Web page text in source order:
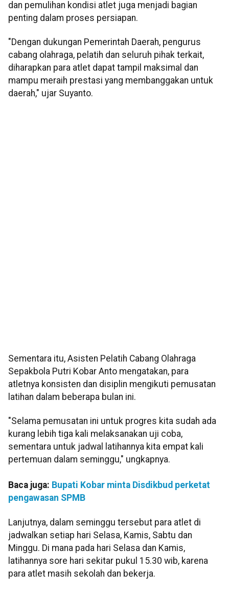
dan pemulihan kondisi atlet juga menjadi bagian
penting dalam proses persiapan.
"Dengan dukungan Pemerintah Daerah, pengurus
cabang olahraga, pelatih dan seluruh pihak terkait,
diharapkan para atlet dapat tampil maksimal dan
mampu meraih prestasi yang membanggakan untuk
daerah," ujar Suyanto.
Sementara itu, Asisten Pelatih Cabang Olahraga
Sepakbola Putri Kobar Anto mengatakan, para
atletnya konsisten dan disiplin mengikuti pemusatan
latihan dalam beberapa bulan ini.
"Selama pemusatan ini untuk progres kita sudah ada
kurang lebih tiga kali melaksanakan uji coba,
sementara untuk jadwal latihannya kita empat kali
pertemuan dalam seminggu," ungkapnya.
Baca juga: Bupati Kobar minta Disdikbud perketat
pengawasan SPMB
Lanjutnya, dalam seminggu tersebut para atlet di
jadwalkan setiap hari Selasa, Kamis, Sabtu dan
Minggu. Di mana pada hari Selasa dan Kamis,
latihannya sore hari sekitar pukul 15.30 wib, karena
para atlet masih sekolah dan bekerja.